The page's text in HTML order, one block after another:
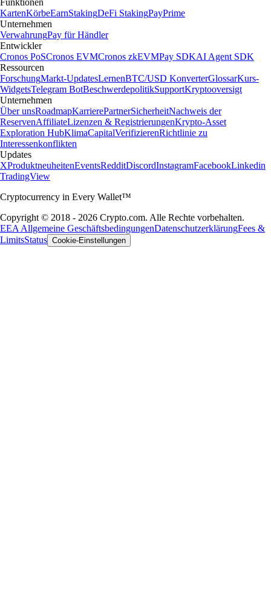
Funktionen
KartenKörbeEarnStakingDeFi StakingPayPrime
Unternehmen
VerwahrungPay für Händler
Entwickler
Cronos PoSCronos EVMCronos zkEVMPay SDKAI Agent SDK
Ressourcen
ForschungMarkt-UpdatesLernenBTC/USD KonverterGlossarKurs-
WidgetsTelegram BotBeschwerdepolitikSupportKryptooversigt
Unternehmen
Über unsRoadmapKarrierePartnerSicherheitNachweis der
ReservenAffiliateLizenzen & RegistrierungenKrypto-Asset
Exploration HubKlimaCapitalVerifizierenRichtlinie zu
Interessenkonflikten
Updates
XProduktneuheitenEventsRedditDiscordInstagramFacebookLinkedin
TradingView
Cryptocurrency in Every Wallet™
Copyright © 2018 - 2026 Crypto.com. Alle Rechte vorbehalten.
EEA Allgemeine GeschäftsbedingungenDatenschutzerklärungFees &
LimitsStatus Cookie-Einstellungen